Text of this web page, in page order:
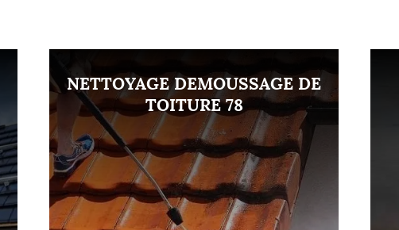
NETTOYAGE DEMOUSSAGE DE
TOITURE 78